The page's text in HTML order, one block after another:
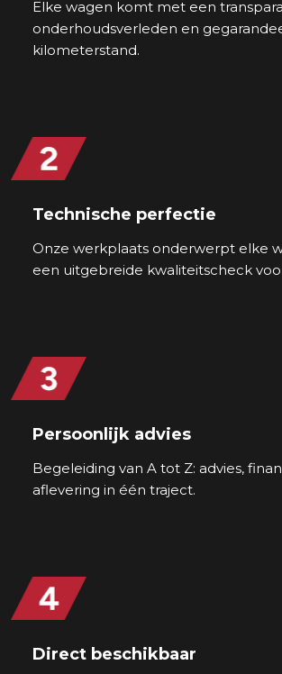
Elke wagen komt met een
onderhoudsverleden en
kilometerstand.
Technische perfectie
Onze werkplaats onderwerpt elke
een uitgebreide kwaliteitscheck
Persoonlijk advies
Begeleiding van A tot Z: advies,
aflevering in één traject.
Direct beschikbaar